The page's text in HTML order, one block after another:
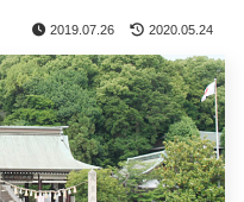
2019.07.26 2020.05.24